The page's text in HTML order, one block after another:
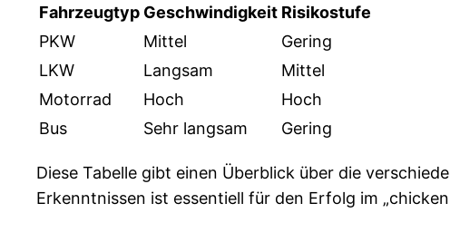
Fahrzeugtyp Geschwindigkeit Risikostufe
PKW
Mittel
Gering
LKW
Langsam
Mittel
Motorrad
Hoch
Hoch
Bus
Sehr langsam Gering
Diese Tabelle gibt einen Überblick über die
Erkenntnissen ist essentiell für den Erfolg im „chicken